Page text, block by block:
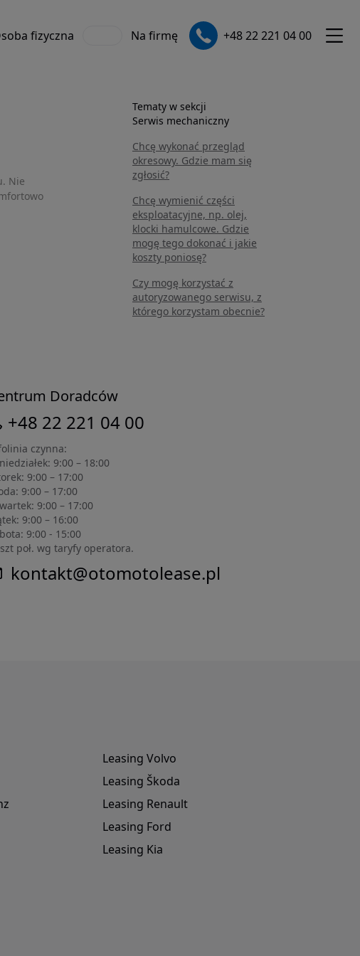
fizyczna Na firmę +48 22 221 04 00
Nie
Tematy w sekcji
Serwis mechaniczny
Chcę wykonać przegląd
okresowy. Gdzie mam się
zgłosić?
Chcę wymienić części
eksploatacyjne, np. olej,
klocki hamulcowe. Gdzie
mogę tego dokonać i jakie
koszty poniosę?
Czy mogę korzystać z
autoryzowanego serwisu, z
którego korzystam obecnie?
Doradców
+48 22 221 04 00
czynna:
9:00 – 18:00
9:00 – 17:00
9:00 – 17:00
9:00 – 17:00
9:00 – 16:00
9:00 - 15:00
poł. wg taryfy operatora.
kontakt@otomotolease.pl
Leasing Volvo
Leasing Škoda
Leasing Renault
Leasing Ford
Leasing Kia